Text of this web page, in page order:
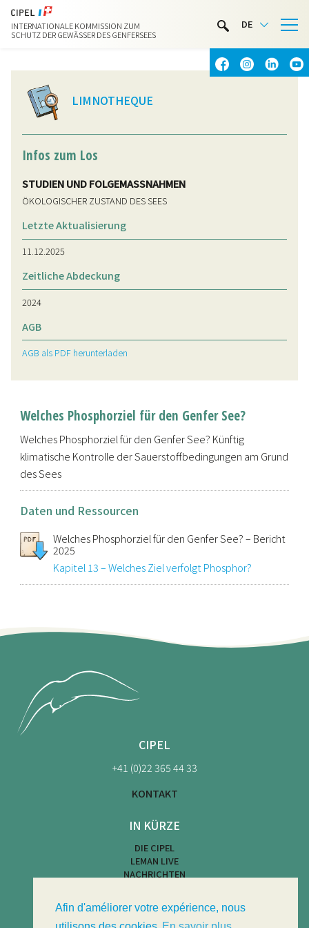
Afin d'améliorer votre expérience, nous
INTERNATIONALE KOMMISSION ZUM
SCHUTZ DER GEWÄSSER DES GENFERSEES
DE
LIMNOTHEK
WASSERAKTIVITÄTEN
LIMNOTHEQUE
Infos zum Los
STUDIEN UND FOLGEMASSNAHMEN
ÖKOLOGISCHER ZUSTAND DES SEES
Letzte Aktualisierung
11.12.2025
Zeitliche Abdeckung
2024
AGB
AGB als PDF herunterladen
Welches Phosphorziel für den Genfer See?
Welches Phosphorziel für den Genfer See? Künftig
klimatische Kontrolle der Sauerstoffbedingungen am Grund
des Sees
Daten und Ressourcen
Welches Phosphorziel für den Genfer See? – Bericht
2025
Kapitel 13 – Welches Ziel verfolgt Phosphor?
CIPEL
+41 (0)22 365 44 33
KONTAKT
IN KÜRZE
DIE CIPEL
LEMAN LIVE
NACHRICHTEN
WASSERAKTIVITÄTEN
LIMNOTHEK